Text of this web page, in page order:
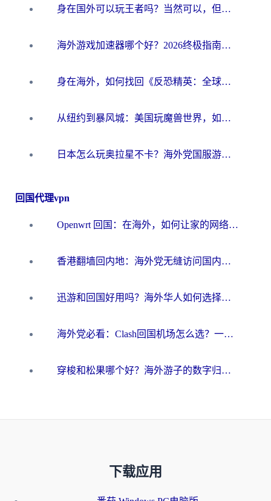
身在国外可以玩王者吗？当然可以，但你需要这份“加速”指南
海外游戏加速器哪个好？2026终极指南帮你畅玩国服+解决卡顿难题
身在海外，如何找回《反恐精英：全球攻势》国服的丝滑手感？一份给你的终极指南
从纽约到暴风城：美国玩魔兽世界，如何找到你的最佳网络航线
日本怎么玩奥拉星不卡？海外党国服游戏加速器选择全攻略
回国代理vpn
Openwrt 回国：在海外，如何让家的网络触手可及
香港翻墙回内地：海外党无缝访问国内资源的加速器选择全攻略
迅游和回国好用吗？海外华人如何选择靠谱的回国加速器
海外党必看：Clash回国机场怎么选？一篇搞定无缝访问国内资源的全攻略
穿梭和松果哪个好？海外游子的数字归乡路，到底该怎么选
下载应用